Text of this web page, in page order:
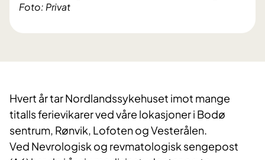
Foto: Privat
Hvert år tar Nordlandssykehuset imot mange
titalls ferievikarer ved våre lokasjoner i Bodø
sentrum, Rønvik, Lofoten og Vesterålen.
Ved Nevrologisk og revmatologisk sengepost